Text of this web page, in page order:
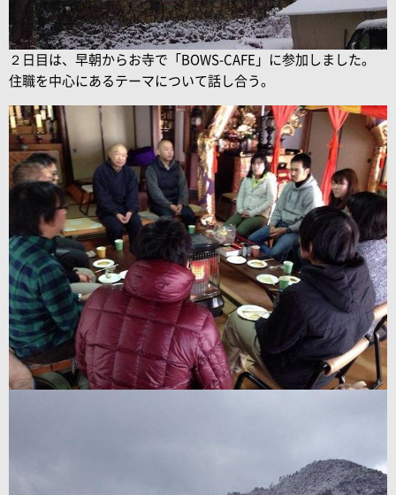
２日目は、早朝からお寺で「BOWS-CAFE」に参加しました。
住職を中心にあるテーマについて話し合う。